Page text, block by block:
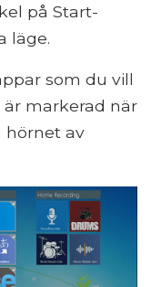
på Start-
läge.
som du vill
är markerad när
hörnet av